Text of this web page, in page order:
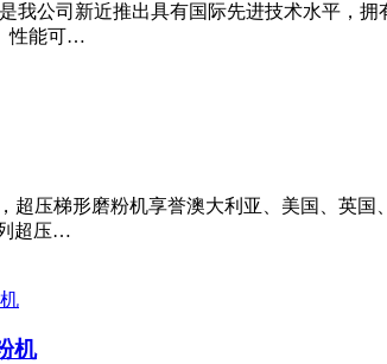
我公司新近推出具有国际先进技术水平，
性能可…
超压梯形磨粉机享誉澳大利亚、美国、英
超压…
机